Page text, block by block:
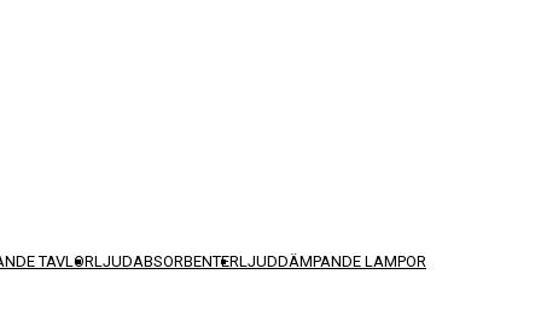
TAVLORLJUDABSORBENTERLJUDDÄMPANDE LAMPOR